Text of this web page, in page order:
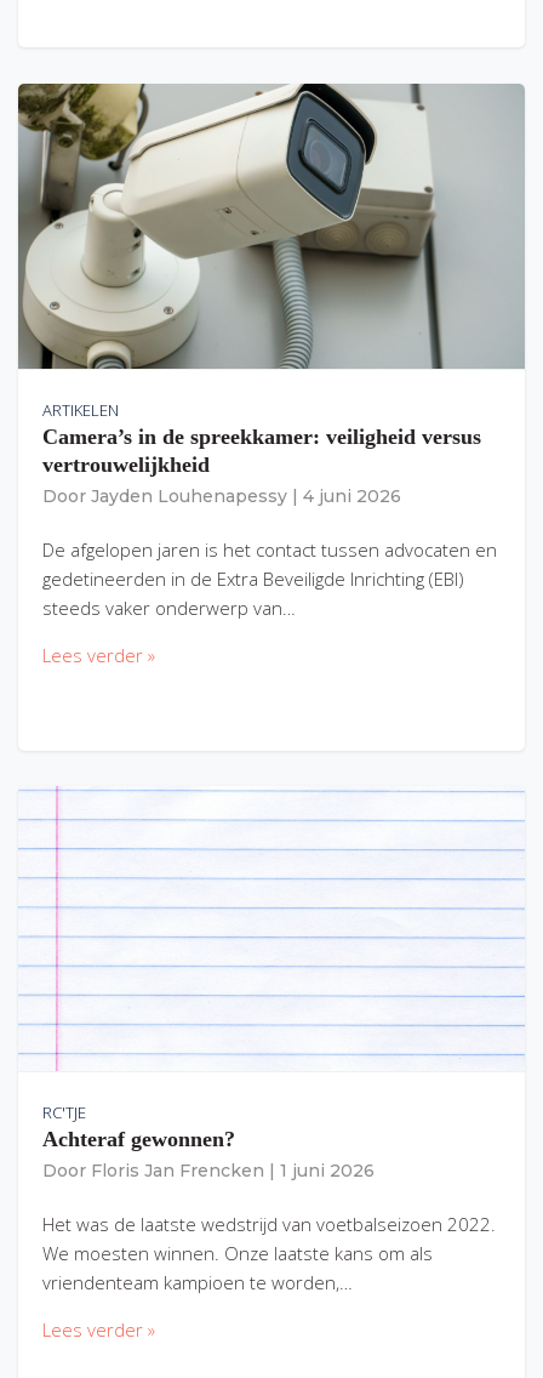
ARTIKELEN
Camera’s in de spreekkamer: veiligheid versus
vertrouwelijkheid
Door Jayden Louhenapessy 4 juni 2026
De afgelopen jaren is het contact tussen advocaten en
gedetineerden in de Extra Beveiligde Inrichting (EBI)
steeds vaker onderwerp van…
Lees verder »
RC'TJE
Achteraf gewonnen?
Door Floris Jan Frencken 1 juni 2026
Het was de laatste wedstrijd van voetbalseizoen 2022.
We moesten winnen. Onze laatste kans om als
vriendenteam kampioen te worden,…
Lees verder »